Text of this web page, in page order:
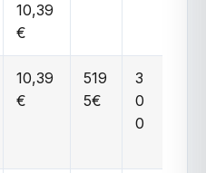
10,39
€
10,39
€
519
5€
3
0
0